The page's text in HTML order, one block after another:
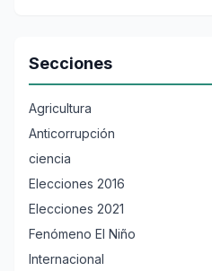
Secciones
Agricultura
Anticorrupción
ciencia
Elecciones 2016
Elecciones 2021
Fenómeno El Niño
Internacional